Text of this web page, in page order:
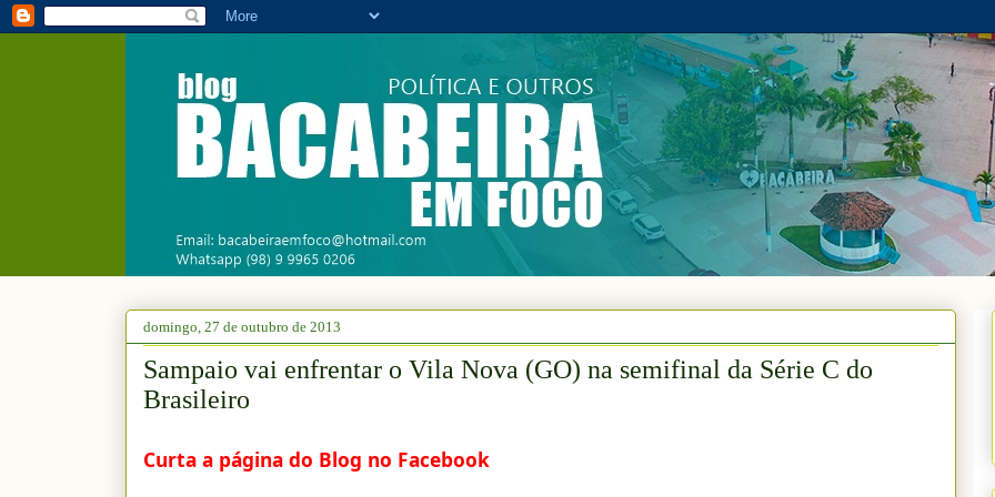
domingo, 27 de outubro de 2013
Sampaio vai enfrentar o Vila Nova (GO) na semifinal da Série C do
Brasileiro
Curta a página do Blog no Facebook